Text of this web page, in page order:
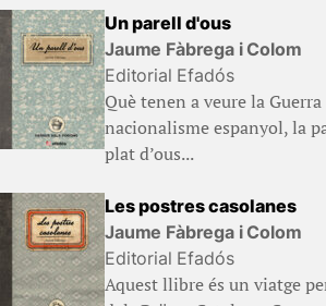
Un parell d'ous
Jaume Fàbrega i Colom
Editorial Efadós
Què tenen a veure la
nacionalisme espanyol, la
plat d’ous...
Les postres casolanes
Jaume Fàbrega i Colom
Editorial Efadós
Aquest llibre és un viatge